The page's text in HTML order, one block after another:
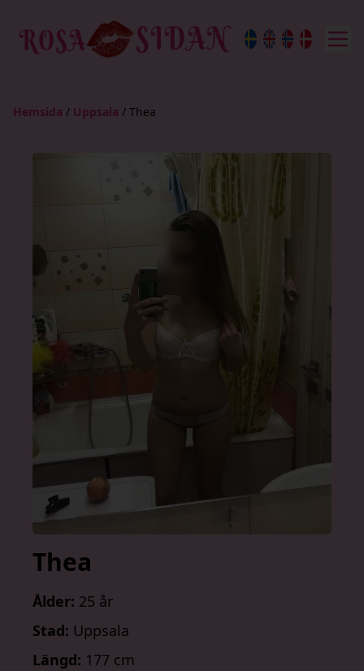
Hemsida / Uppsala / Thea
Thea
Ålder: 25 år
Stad: Uppsala
Längd: 177 cm